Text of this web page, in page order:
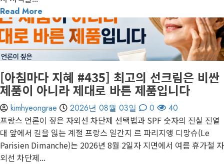
Read More
1 minute read
게재된 글
아침마다 지혜
[아침마다 지혜 #435] 최고의 선크림은 비싼
제품이 아니라 제대로 바른 제품입니다
kimhyeongrae 2026년 08월 03일 0 40
프랑스 언론이 짚은 자외선 차단제 선택법과 SPF 숫자의 진실 진열
대 앞에서 길을 잃는 계절 프랑스 일간지 르 파리지앵 디망슈(Le
Parisien Dimanche)는 2026년 8월 2일자 지면에서 여름 휴가철 자
외선 차단제...